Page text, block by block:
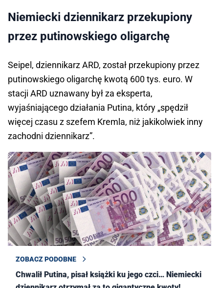
Niemiecki dziennikarz przekupiony
przez putinowskiego oligarchę
Seipel, dziennikarz ARD, został przekupiony przez
putinowskiego oligarchę kwotą 600 tys. euro. W
stacji ARD uznawany był za eksperta,
wyjaśniającego działania Putina, który „spędził
więcej czasu z szefem Kremla, niż jakikolwiek inny
zachodni dziennikarz”.
ZOBACZ PODOBNE
Chwalił Putina, pisał książki ku jego czci… Niemiecki